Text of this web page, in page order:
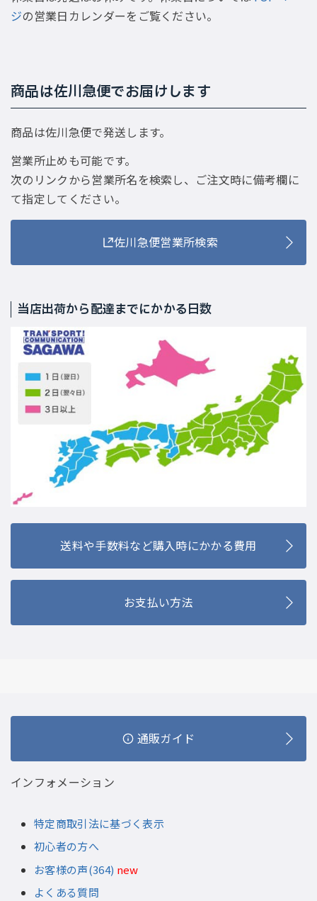
ジの営業日カレンダーをご覧ください。
商品は佐川急便でお届けします
商品は佐川急便で発送します。
営業所止めも可能です。
次のリンクから営業所名を検索し、ご注文時に備考欄に
て指定してください。
佐川急便営業所検索
当店出荷から配達までにかかる日数
送料や手数料など購入時にかかる費用
お支払い方法
通販ガイド
インフォメーション
特定商取引法に基づく表示
初心者の方へ
お客様の声(364) new
よくある質問